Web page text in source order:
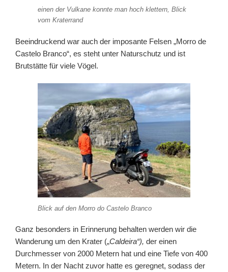
einen der Vulkane konnte man hoch klettern, Blick
vom Kraterrand
Beeindruckend war auch der imposante Felsen „Morro de
Castelo Branco“, es steht unter Naturschutz und ist
Brutstätte für viele Vögel.
Blick auf den Morro do Castelo Branco
Ganz besonders in Erinnerung behalten werden wir die
Wanderung um den Krater („Caldeira“), der einen
Durchmesser von 2000 Metern hat und eine Tiefe von 400
Metern. In der Nacht zuvor hatte es geregnet, sodass der